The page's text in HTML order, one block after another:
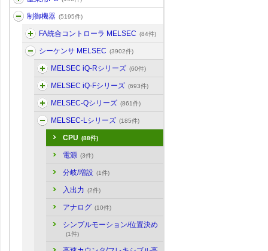
制御機器 (5195件)
FA統合コントローラ MELSEC (84件)
シーケンサ MELSEC (3902件)
MELSEC iQ-Rシリーズ (60件)
MELSEC iQ-Fシリーズ (693件)
MELSEC-Qシリーズ (861件)
MELSEC-Lシリーズ (185件)
CPU (88件)
電源 (3件)
分岐/増設 (1件)
入出力 (2件)
アナログ (10件)
シンプルモーション/位置決め
(1件)